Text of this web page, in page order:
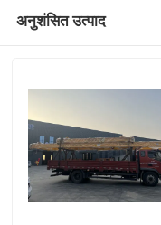
अनुशंसित उत्पाद